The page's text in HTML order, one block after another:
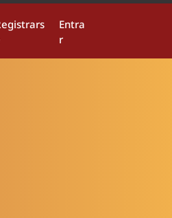
Entra
r